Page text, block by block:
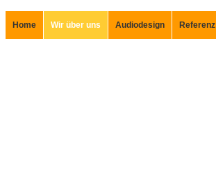
Home Wir über uns Audiodesign Referenz